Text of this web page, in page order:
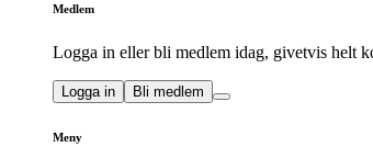
Medlem
Logga in eller bli medlem idag, givetvis helt
Logga in Bli medlem
Meny